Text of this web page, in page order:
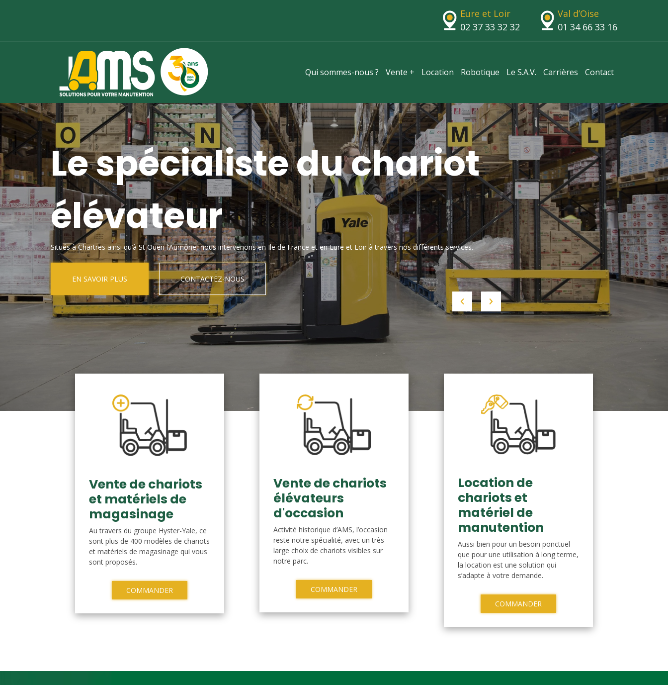
Eure et Loir
02 37 33 32 32
Val d’Oise
01 34 66 33 16
Qui sommes-nous ? Vente + Location Robotique Le S.A.V. Carrières Contact
Le spécialiste du chariot
élévateur
Situés à Chartres ainsi qu’à St Ouen l’Aumône, nous intervenons en Ile de France et en Eure et Loir à travers nos différents services.
EN SAVOIR PLUS CONTACTEZ-NOUS
Vente de chariots
et matériels de
magasinage
Au travers du groupe Hyster-Yale, ce
sont plus de 400 modèles de chariots
et matériels de magasinage qui vous
sont proposés.
COMMANDER
Vente de chariots
élévateurs
d'occasion
Activité historique d’AMS, l’occasion
reste notre spécialité, avec un très
large choix de chariots visibles sur
notre parc.
COMMANDER
Location de
chariots et
matériel de
manutention
Aussi bien pour un besoin ponctuel
que pour une utilisation à long terme,
la location est une solution qui
s’adapte à votre demande.
COMMANDER